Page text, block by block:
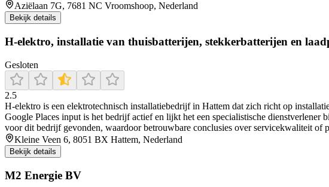
Aziëlaan 7G, 7681 NC Vroomshoop, Nederland
Bekijk details
H-elektro, installatie van thuisbatterijen, stekkerbatterijen en
Gesloten
2.5
H-elektro is een elektrotechnisch installatiebedrijf in Hattem dat zich richt op
Google Places input is het bedrijf actief en lijkt het een specialistische
voor dit bedrijf gevonden, waardoor betrouwbare conclusies over servicekwaliteit of
Kleine Veen 6, 8051 BX Hattem, Nederland
Bekijk details
M2 Energie BV